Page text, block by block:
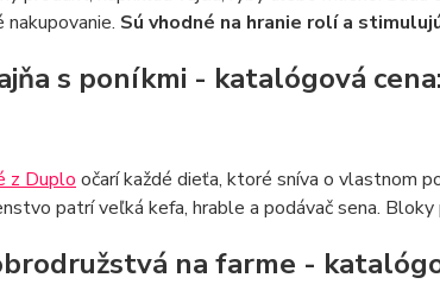
nakupovanie. Sú vhodné na hranie rolí a
s poníkmi - katalógová
z Duplo očarí každé dieťa, ktoré sníva o vlastnom
patrí veľká kefa, hrable a podávač sena.
na farme -